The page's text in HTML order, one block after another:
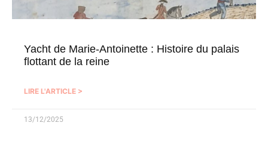
Yacht de Marie-Antoinette : Histoire du palais
flottant de la reine
LIRE L'ARTICLE >
13/12/2025